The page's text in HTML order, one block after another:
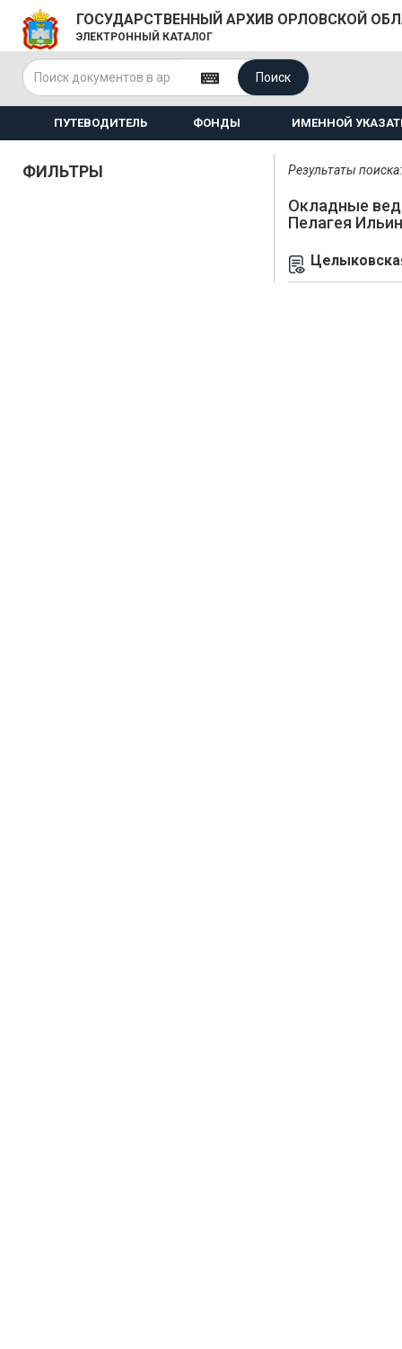
ГОСУДАРСТВЕННЫЙ АРХИВ ОРЛОВСКОЙ
ЭЛЕКТРОННЫЙ КАТАЛОГ
Поиск
ПУТЕВОДИТЕЛЬ ФОНДЫ ИМЕННОЙ
ФИЛЬТРЫ Результаты
Окладные
Пелагея